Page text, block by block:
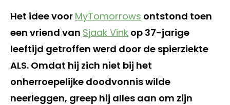
Het idee voor MyTomorrows ontstond toen
een vriend van Sjaak Vink op 37-jarige
leeftijd getroffen werd door de spierziekte
ALS. Omdat hij zich niet bij het
onherroepelijke doodvonnis wilde
neerleggen, greep hij alles aan om zijn